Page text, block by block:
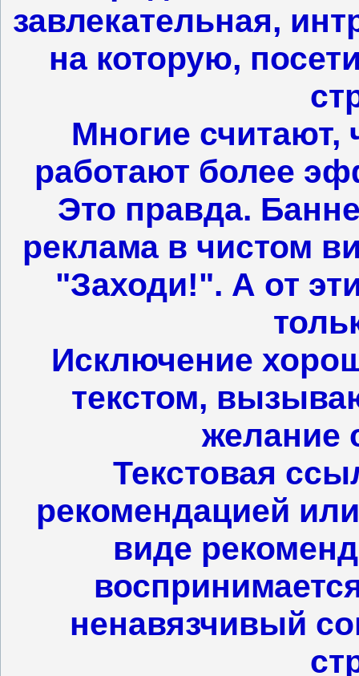
завлекательная,
на которую,
Многие считают,
работают более
Это правда.
реклама в чистом
"Заходи!". А от
Исключение
текстом,
желание
Текстовая
рекомендацией
виде
ненавязчивый